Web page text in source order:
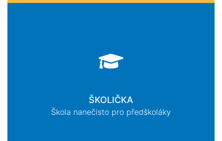
ŠKOLIČKA
Škola nanečisto pro předškoláky